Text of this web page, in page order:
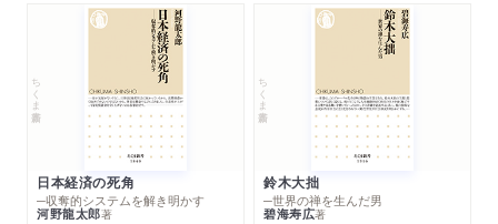
ちくま新書
日本経済の死角
─収奪的システムを解き明かす
河野龍太郎著
ちくま新書
鈴木大拙
─世界の禅を生んだ男
碧海寿広著